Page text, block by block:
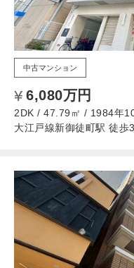
中古マンション
6,080万円
2DK / 47.79㎡ / 1984年
大江戸線新御徒町駅 徒歩